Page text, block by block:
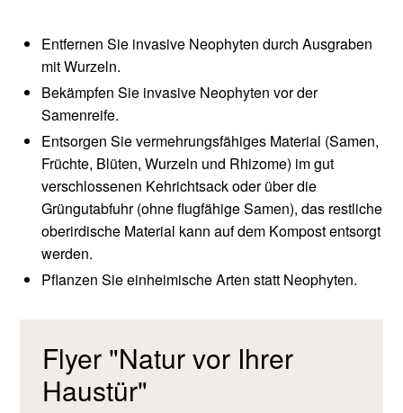
Entfernen Sie invasive Neophyten durch Ausgraben
mit Wurzeln.
Bekämpfen Sie invasive Neophyten vor der
Samenreife.
Entsorgen Sie vermehrungsfähiges Material (Samen,
Früchte, Blüten, Wurzeln und Rhizome) im gut
verschlossenen Kehrichtsack oder über die
Grüngutabfuhr (ohne flugfähige Samen), das restliche
oberirdische Material kann auf dem Kompost entsorgt
werden.
Pflanzen Sie einheimische Arten statt Neophyten.
Flyer "Natur vor Ihrer
Haustür"